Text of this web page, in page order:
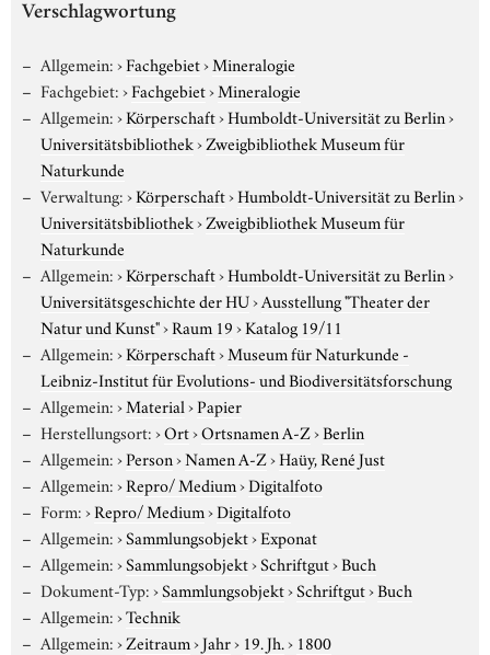
Verschlagwortung
Allgemein:›Fachgebiet›Mineralogie
Fachgebiet:›Fachgebiet›Mineralogie
Allgemein:›Körperschaft›Humboldt-Universität zu Berlin›
Universitätsbibliothek›Zweigbibliothek Museum für
Naturkunde
Verwaltung:›Körperschaft›Humboldt-Universität zu Berlin›
Universitätsbibliothek›Zweigbibliothek Museum für
Naturkunde
Allgemein:›Körperschaft›Humboldt-Universität zu Berlin›
Universitätsgeschichte der HU›Ausstellung "Theater der
Natur und Kunst"›Raum 19›Katalog 19/11
Allgemein:›Körperschaft›Museum für Naturkunde -
Leibniz-Institut für Evolutions- und Biodiversitätsforschung
Allgemein:›Material›Papier
Herstellungsort:›Ort›Ortsnamen A-Z›Berlin
Allgemein:›Person›Namen A-Z›Haüy, René Just
Allgemein:›Repro/ Medium›Digitalfoto
Form:›Repro/ Medium›Digitalfoto
Allgemein:›Sammlungsobjekt›Exponat
Allgemein:›Sammlungsobjekt›Schriftgut›Buch
Dokument-Typ:›Sammlungsobjekt›Schriftgut›Buch
Allgemein:›Technik
Allgemein:›Zeitraum›Jahr› 19. Jh.› 1800